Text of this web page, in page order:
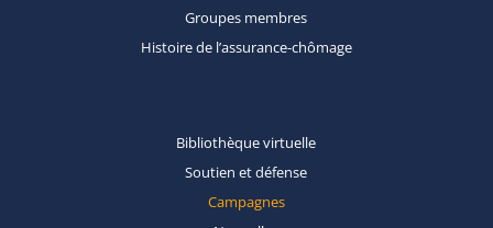
Groupes membres
Histoire de l’assurance-chômage
Bibliothèquevirtuelle
Soutien etdéfense
Campagnes